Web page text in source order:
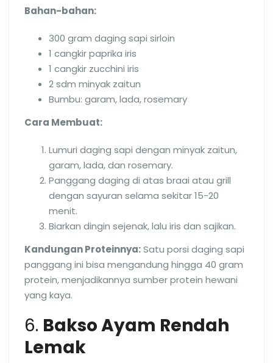
Bahan-bahan:
300 gram daging sapi sirloin
1 cangkir paprika iris
1 cangkir zucchini iris
2 sdm minyak zaitun
Bumbu: garam, lada, rosemary
Cara Membuat:
Lumuri daging sapi dengan minyak zaitun,
garam, lada, dan rosemary.
Panggang daging di atas braai atau grill
dengan sayuran selama sekitar 15-20
menit.
Biarkan dingin sejenak, lalu iris dan sajikan.
Kandungan Proteinnya:Satu porsi daging sapi
panggang ini bisa mengandung hingga 40 gram
protein, menjadikannya sumber protein hewani
yang kaya.
6. Bakso Ayam Rendah
Lemak